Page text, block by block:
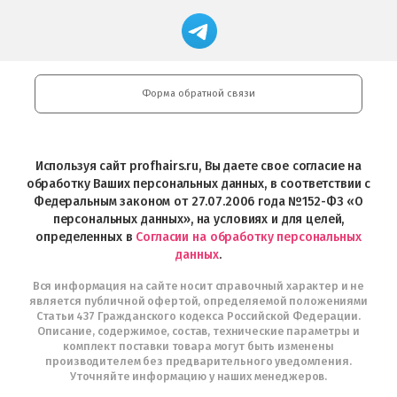
Professional
загрузить
Play
Магазин
профессиональной
Professional
и
Интернет-
Telegram
Форма обратной связи
Используя сайт profhairs.ru, Вы даете свое согласие на
обработку Ваших персональных данных, в соответствии с
Федеральным законом от 27.07.2006 года №152-ФЗ «О
персональных данных», на условиях и для целей,
определенных в Согласии на обработку персональных
данных.
Вся информация на сайте носит справочный характер и не
является публичной офертой, определяемой положениями
Статьи 437 Гражданского кодекса Российской Федерации.
Описание, содержимое, состав, технические параметры и
комплект поставки товара могут быть изменены
производителем без предварительного уведомления.
Уточняйте информацию у наших менеджеров.